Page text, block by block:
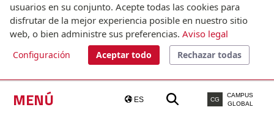
MENÚ ES CG
CAMPUS
GLOBAL
© Universitat Pompeu Fabra
Barcelona
T.(+34) 93 542 20 00
usuarios en su conjunto. Acepte todas las cookies para
disfrutar de la mejor experiencia posible en nuestro sitio
web, o bien administre sus preferencias. Aviso legal
Configuración Aceptar todo Rechazar todas